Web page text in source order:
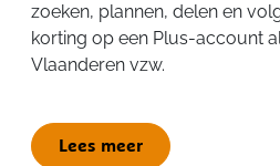
zoeken, plannen, delen en
korting op een Plus-account
Vlaanderen vzw.
Lees meer